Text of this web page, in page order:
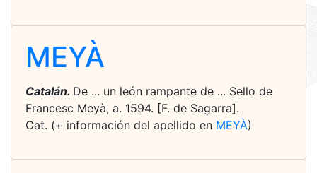
MEYÀ
Catalán. De ... un león rampante de ... Sello de
Francesc Meyà, a. 1594. [F. de Sagarra].
Cat. (+ información del apellido en MEYÀ)